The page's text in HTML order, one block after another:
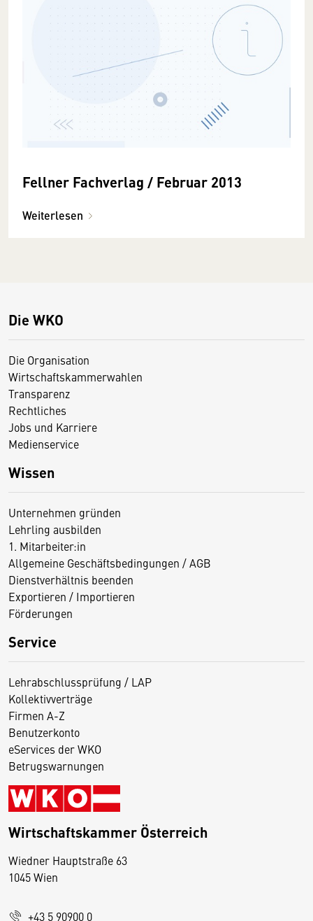
Fellner Fachverlag / Februar 2013
Weiterlesen
Die WKO
Die Organisation
Wirtschaftskammerwahlen
Transparenz
Rechtliches
Jobs und Karriere
Medienservice
Wissen
Unternehmen gründen
Lehrling ausbilden
1. Mitarbeiter:in
Allgemeine Geschäftsbedingungen / AGB
Dienstverhältnis beenden
Exportieren / Importieren
Förderungen
Service
Lehrabschlussprüfung / LAP
Kollektivverträge
Firmen A-Z
Benutzerkonto
eServices der WKO
Betrugswarnungen
Wirtschaftskammer Österreich
Wiedner Hauptstraße 63
1045 Wien
+43 5 90900 0
D